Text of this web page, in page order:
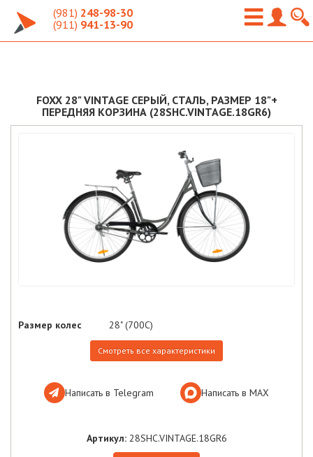
(981) 248-98-30
(911) 941-13-90
FOXX 28" VINTAGE СЕРЫЙ, СТАЛЬ, РАЗМЕР 18"+
ПЕРЕДНЯЯ КОРЗИНА (28SHC.VINTAGE.18GR6)
Размер колес 28" (700C)
Смотреть все характеристики
Написать в Telegram Написать в МАХ
Артикул: 28SHC.VINTAGE.18GR6